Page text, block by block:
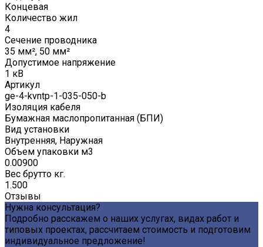
Концевая
Количество жил
4
Сечение проводника
35 мм², 50 мм²
Допустимое напряжение
1 кВ
Артикул
ge-4-kvntp-1-035-050-b
Изоляция кабеля
Бумажная маслопропитанная (БПИ)
Вид установки
Внутренняя, Наружная
Объем упаковки м3
0.00900
Вес брутто кг.
1.500
Отзывы
Нужна консультация?
Подробно расскажем о наших услугах, видах работ и
типовых проектах, рассчитаем стоимость и подготовим
индивидуальное предложение!